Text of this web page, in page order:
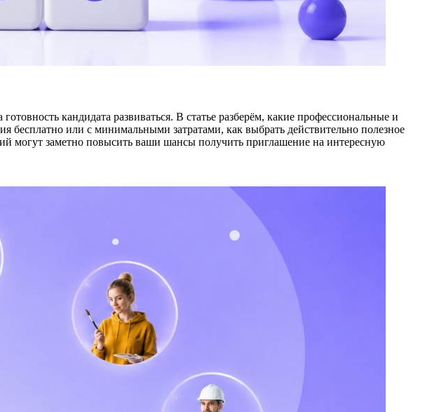
кандидата развиваться. В статье разберём, какие профессиональные и
бесплатно или с минимальными затратами, как выбрать действительно полезное
могут заметно повысить ваши шансы получить приглашение на интересную